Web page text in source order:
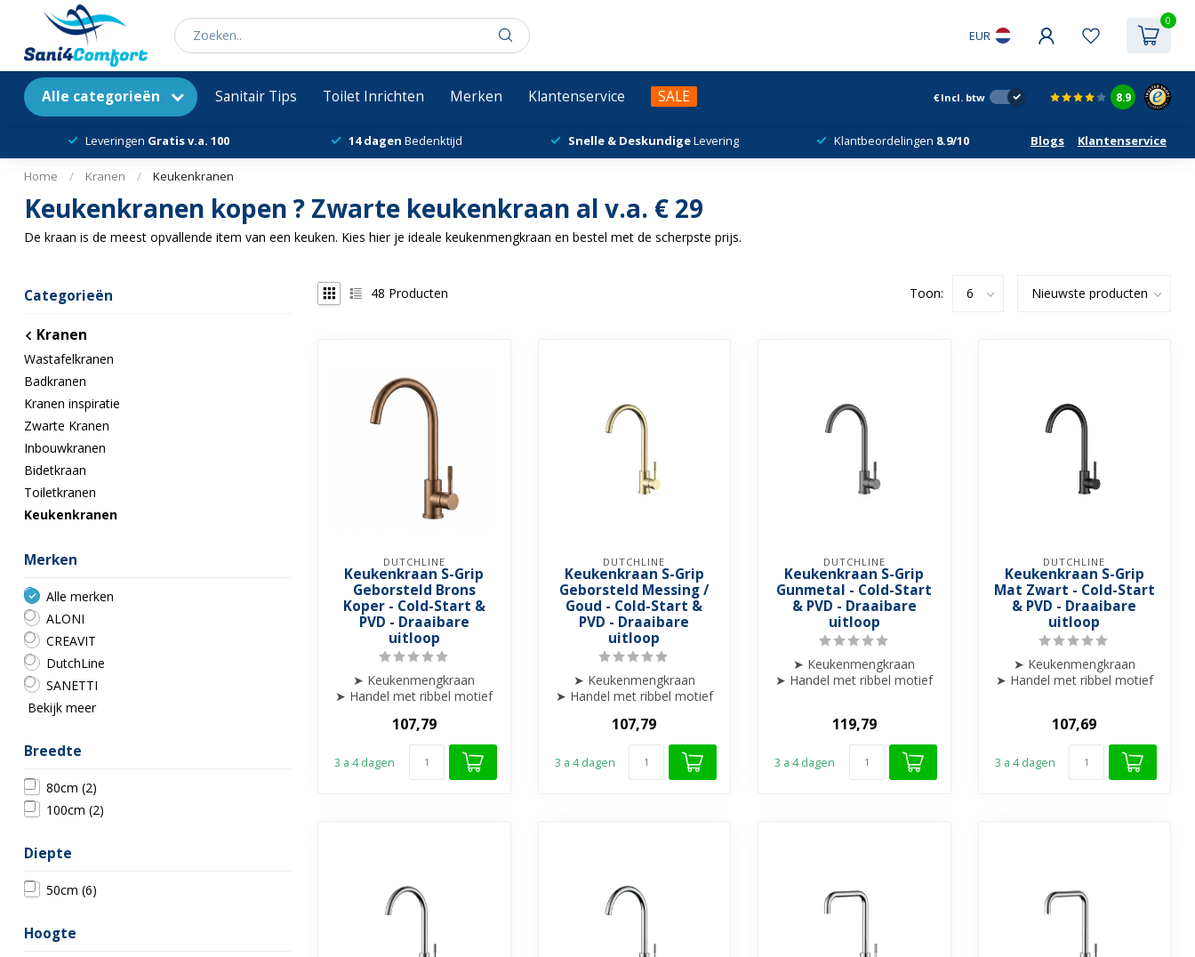
EUR
0
Alle categorieën Sanitair Tips Toilet Inrichten Merken Klantenservice SALE € Incl. btw 8.9
Leveringen Gratis v.a. 100 14 dagen Bedenktijd Snelle & DeskundigeLevering Klantbeordelingen 8.9/10 Blogs Klantenservice
Home / Kranen / Keukenkranen
Keukenkranen kopen ? Zwarte keukenkraan al v.a. € 29
De kraan is de meest opvallende item van een keuken. Kies hier je ideale keukenmengkraan en bestel met de scherpste prijs.
Categorieën
Kranen
Wastafelkranen
Badkranen
Kranen inspiratie
Zwarte Kranen
Inbouwkranen
Bidetkraan
Toiletkranen
Keukenkranen
Merken
Alle merken
ALONI
CREAVIT
DutchLine
SANETTI
Bekijk meer
Breedte
80cm (2)
100cm (2)
Diepte
50cm (6)
Hoogte
48 Producten Toon:
DUTCHLINE
Keukenkraan S-Grip
Geborsteld Brons
Koper - Cold-Start &
PVD - Draaibare
uitloop
➤ Keukenmengkraan
➤ Handel met ribbel motief
➤ Draaibare uitloop
➤ ...
107,79
3 a 4 dagen
DUTCHLINE
Keukenkraan S-Grip
Geborsteld Messing /
Goud - Cold-Start &
PVD - Draaibare
uitloop
➤ Keukenmengkraan
➤ Handel met ribbel motief
➤ Draaibare uitloop
➤ ...
107,79
3 a 4 dagen
DUTCHLINE
Keukenkraan S-Grip
Gunmetal - Cold-Start
& PVD - Draaibare
uitloop
➤ Keukenmengkraan
➤ Handel met ribbel motief
➤ ...
119,79
3 a 4 dagen
DUTCHLINE
Keukenkraan S-Grip
Mat Zwart - Cold-Start
& PVD - Draaibare
uitloop
➤ Keukenmengkraan
➤ Handel met ribbel motief
➤ ...
107,69
3 a 4 dagen